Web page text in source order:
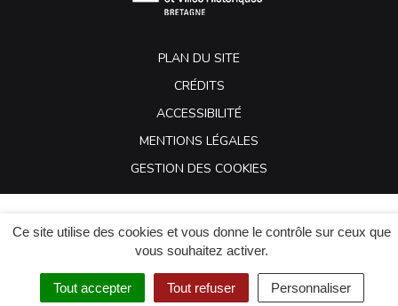
Ce site utilise des cookies et vous donne le contrôle sur ceux que
vous souhaitez activer.
Tout accepter Tout refuser Personnaliser
PLAN DU SITE
CRÉDITS
ACCESSIBILITÉ
MENTIONS LÉGALES
GESTION DES COOKIES